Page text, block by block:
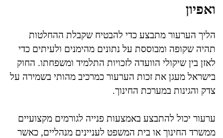
ואפיון
הליך הערעור מתבצע כדי להבטיח שקבלת ההחלטות
תהיה שקופה ומבוססת על נתונים מהימנים ולעיתים כדי
לאזן בין שיקולי הוועדה לזכויות התלמיד ומשפחתו. החוק
בישראל מעגן את זכות הערעור כמרכיב מהותי בשמירה על
צדק והגינות במערכת החינוך.
ערעור יכול להתבצע באמצעות פנייה לגורמים מקצועיים
ממשרד החינוך או בית המשפט לעניינים מנהליים, כאשר